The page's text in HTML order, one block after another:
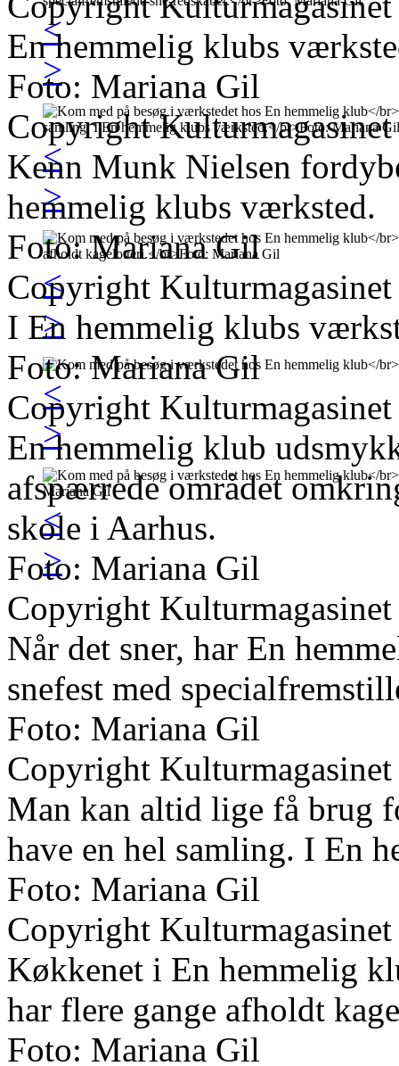
<
>
<
>
<
>
<
>
<
>
En hemmelig klubs
Foto: Mariana Gil
Copyright
Kenn Munk Nielsen
hemmelig klubs værksted.
Foto: Mariana Gil
Copyright
I En hemmelig klubs
Foto: Mariana Gil
Copyright
En hemmelig klub
afspærrede området
skole i Aarhus.
Foto: Mariana Gil
Copyright
Når det sner, har En
snefest med
Foto: Mariana Gil
Copyright
Man kan altid lige få brug
have en hel samling. I En
Foto: Mariana Gil
Copyright
Køkkenet i En hemmelig
har flere gange afholdt
Foto: Mariana Gil